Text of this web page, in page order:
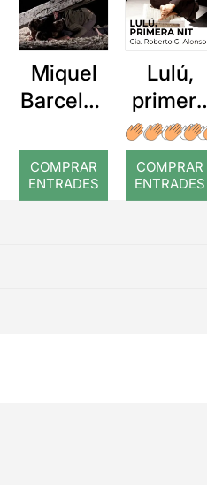
Miquel
Barcelon
COMPRAR
ENTRADES
Lulú,
primera
nit
COMPRAR
ENTRADES